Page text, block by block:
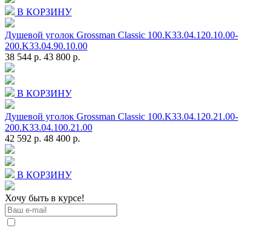
В КОРЗИНУ
Душевой уголок Grossman Classic 100.K33.04.120.10.00-
200.K33.04.90.10.00
38 544 р. 43 800 р.
В КОРЗИНУ
Душевой уголок Grossman Classic 100.K33.04.120.21.00-
200.K33.04.100.21.00
42 592 р. 48 400 р.
В КОРЗИНУ
Хочу быть в курсе!